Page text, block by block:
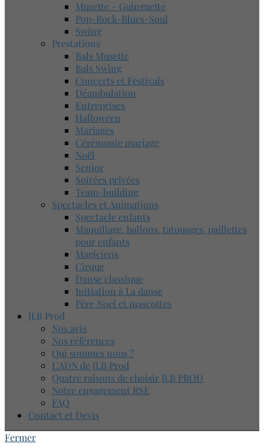
Musette – Guinguette
Pop-Rock-Blues-Soul
Swing
Prestations
Bals Musette
Bals Swing
Concerts et Festivals
Déambulation
Entreprises
Halloween
Mariages
Cérémonie mariage
Noël
Senior
Soirées privées
Team-building
Spectacles et Animations
Spectacle enfants
Maquillage, ballons, tatouages, paillettes
pour enfants
Magiciens
Cirque
Danse classique
Initiation à La danse
Père Noel et mascottes
JLB Prod
Nos avis
Nos références
Qui sommes nous ?
L’ADN de JLB Prod
Quatre raisons de choisir JLB PROD
Notre engagement RSE
FAQ
Contact et Devis
Fermer